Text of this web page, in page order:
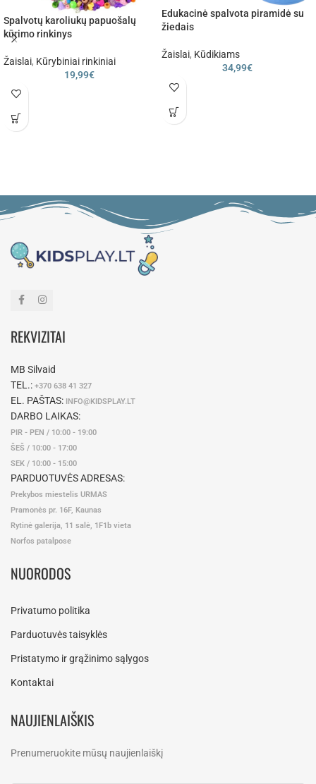
Spalvotų karoliukų papuošalų
kūrimo rinkinys
Žaislai, Kūrybiniai rinkiniai
19,99€
Edukacinė spalvota piramidė su
žiedais
Žaislai, Kūdikiams
34,99€
REKVIZITAI
MB Silvaid
TEL.: +370 638 41 327
EL. PAŠTAS: INFO@KIDSPLAY.LT
DARBO LAIKAS:
PIR - PEN / 10:00 - 19:00
ŠEŠ / 10:00 - 17:00
SEK / 10:00 - 15:00
PARDUOTUVĖS ADRESAS:
Prekybos miestelis URMAS
Pramonės pr. 16F, Kaunas
Rytinė galerija, 11 salė, 1F1b vieta
Norfos patalpose
NUORODOS
Privatumo politika
Parduotuvės taisyklės
Pristatymo ir grąžinimo sąlygos
Kontaktai
NAUJIENLAIŠKIS
Prenumeruokite mūsų naujienlaiškį